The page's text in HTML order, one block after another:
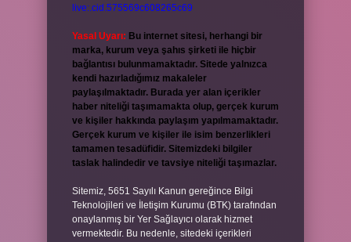
live:.cid.575569c608265c69
Yasal Uyarı: Bu internet sitesi, herhangi bir
marka, kurum veya şahıs şirketi ile hiçbir
bağlantısı bulunmamaktadır. Sitede yalnızca
kendi hazırladığımız makaleler
paylaşılmaktadır. Burada yer alan içerikler
haber niteliği taşımamakta olup, gerçek kurum
ve kişiler hakkında paylaşım yapılmamaktadır.
Gerçek kurum ve kişiler ile isim benzerlikleri
tamamen tesadüfidir. Sitemizdeki bilgiler
taslak halindedir ve tavsiye niteliği taşımazlar.
Sitemiz, 5651 Sayılı Kanun gereğince Bilgi
Teknolojileri ve İletişim Kurumu (BTK) tarafından
onaylanmış bir Yer Sağlayıcı olarak hizmet
vermektedir. Bu nedenle, sitedeki içerikleri